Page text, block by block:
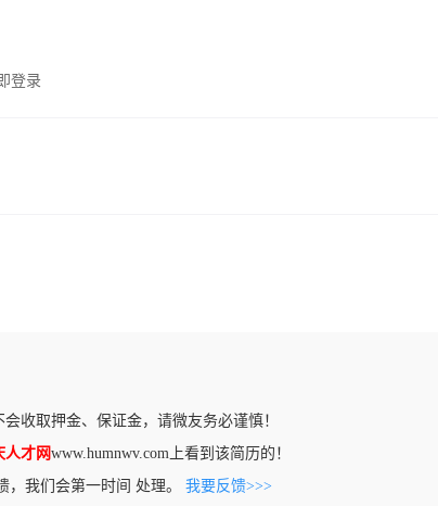
登录
收取押金、保证金，请微友务必谨慎！
人才网www.humnwv.com上看到该简历的！
，我们会第一时间 处理。 我要反馈>>>